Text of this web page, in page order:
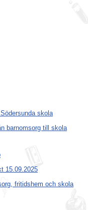
skola
barnomsorg till skola
15.09.2025
fritidshem och skola